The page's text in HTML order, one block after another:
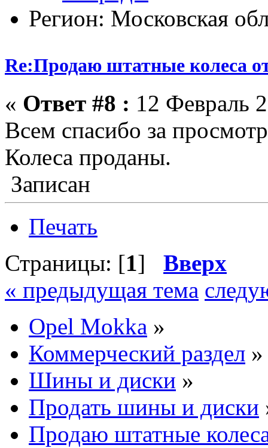
Регион: Московская
Re:Продаю штатные колеса
« Ответ #8 : 12 Февраль
Всем спасибо за
Колеса проданы.
Записан
Печать
Страницы: [1] Вверх
« предыдущая тема
Opel Mokka »
Коммерческий раздел »
Шины и диски »
Продать шины и диски
Продаю штатные